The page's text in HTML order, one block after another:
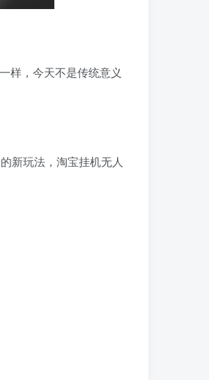
样，今天不是传统意义
新玩法，淘宝挂机无人